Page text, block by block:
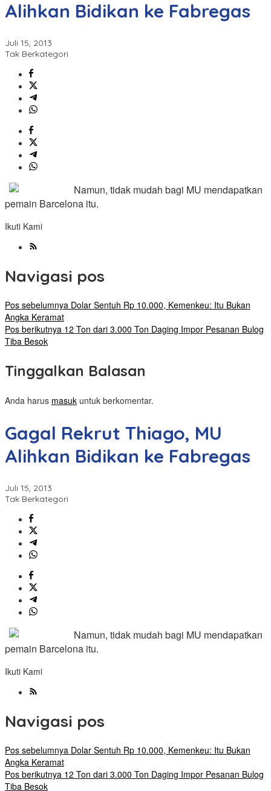
Alihkan Bidikan ke Fabregas
Juli 15, 2013
Tak Berkategori
Namun, tidak mudah bagi MU mendapatkan
pemain Barcelona itu.
Ikuti Kami
Navigasi pos
Pos sebelumnya Dolar Sentuh Rp 10.000, Kemenkeu: Itu Bukan
Angka Keramat
Pos berikutnya 12 Ton dari 3.000 Ton Daging Impor Pesanan Bulog
Tiba Besok
Tinggalkan Balasan
Anda harus masuk untuk berkomentar.
Gagal Rekrut Thiago, MU
Alihkan Bidikan ke Fabregas
Juli 15, 2013
Tak Berkategori
Namun, tidak mudah bagi MU mendapatkan
pemain Barcelona itu.
Ikuti Kami
Navigasi pos
Pos sebelumnya Dolar Sentuh Rp 10.000, Kemenkeu: Itu Bukan
Angka Keramat
Pos berikutnya 12 Ton dari 3.000 Ton Daging Impor Pesanan Bulog
Tiba Besok